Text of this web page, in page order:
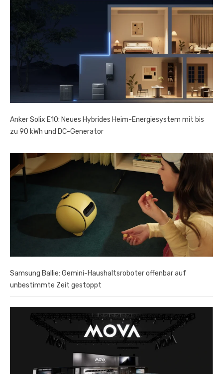
Anker Solix E10: Neues Hybrides Heim-Energiesystem mit bis
zu 90 kWh und DC-Generator
Samsung Ballie: Gemini-Haushaltsroboter offenbar auf
unbestimmte Zeit gestoppt